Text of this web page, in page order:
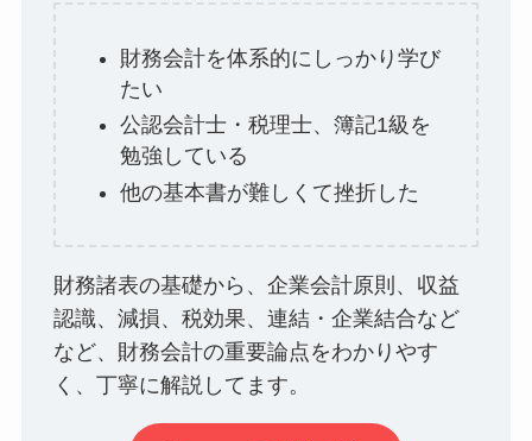
財務会計を体系的にしっかり学び
たい
公認会計士・税理士、簿記1級を
勉強している
他の基本書が難しくて挫折した
財務諸表の基礎から、企業会計原則、収益
認識、減損、税効果、連結・企業結合など
など、財務会計の重要論点をわかりやす
く、丁寧に解説してます。